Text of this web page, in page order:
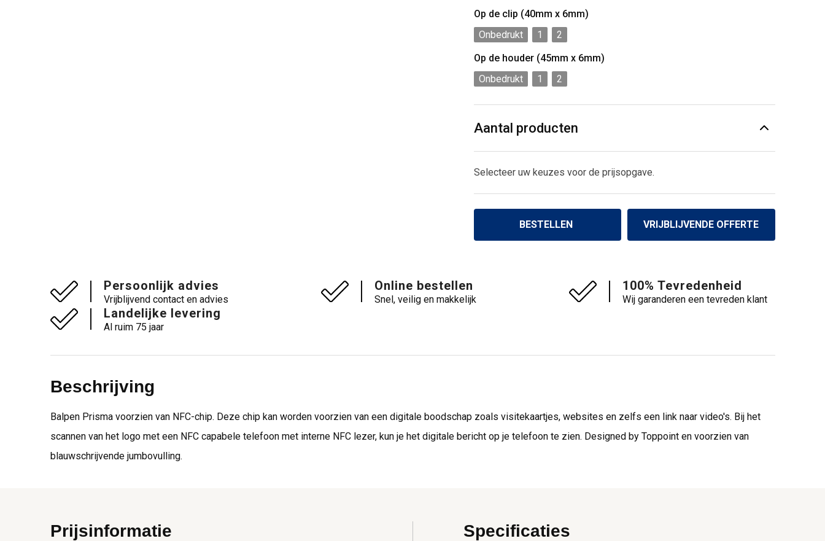
Op de clip (40mm x 6mm)
Onbedrukt
1
2
Op de houder (45mm x 6mm)
Onbedrukt
1 2
Aantal producten
Selecteer uw keuzes voor de prijsopgave.
BESTELLEN VRIJBLIJVENDE OFFERTE
Persoonlijk advies
Vrijblijvend contact en advies
Online bestellen
Snel, veilig en makkelijk
100% Tevredenheid
Wij garanderen een tevreden klant
Landelijke levering
Al ruim 75 jaar
Beschrijving
Balpen Prisma voorzien van NFC-chip. Deze chip kan worden voorzien van een digitale boodschap zoals visitekaartjes, websites en zelfs een link naar video's. Bij het
scannen van het logo met een NFC capabele telefoon met interne NFC lezer, kun je het digitale bericht op je telefoon te zien. Designed by Toppoint en voorzien van
blauwschrijvende jumbovulling.
Prijsinformatie Specificaties